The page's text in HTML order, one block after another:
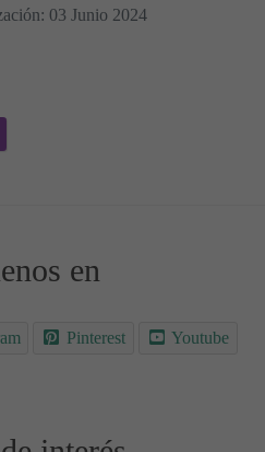
03 Junio 2024
Dictados y Comentarios ✍🏻📖✍🏻
Charles Dickens ✍🏻 Textos para
en
Pinterest Youtube